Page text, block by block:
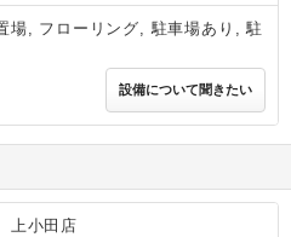
場, フローリング, 駐車場あり, 駐
設備について聞きたい
上小田店